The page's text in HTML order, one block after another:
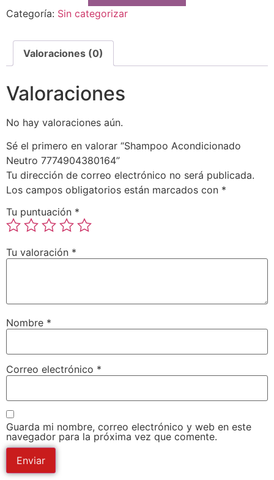
Categoría: Sin categorizar
Valoraciones (0)
Valoraciones
No hay valoraciones aún.
Sé el primero en valorar “Shampoo Acondicionado
Neutro 7774904380164”
Tu dirección de correo electrónico no será publicada.
Los campos obligatorios están marcados con *
Tu puntuación *
Tu valoración *
Nombre *
Correo electrónico *
Guarda mi nombre, correo electrónico y web en este
navegador para la próxima vez que comente.